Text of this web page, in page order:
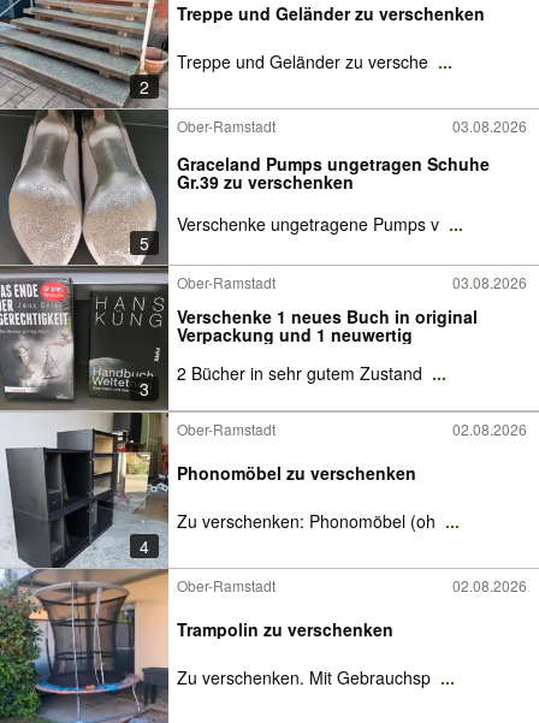
2
Treppe und Geländer zu verschenken
Treppe und Geländer zu versche ...
5
Ober-Ramstadt 03.08.2026
Graceland Pumps ungetragen Schuhe
Gr.39 zu verschenken
Verschenke ungetragene Pumps v ...
3
Ober-Ramstadt 03.08.2026
Verschenke 1 neues Buch in original
Verpackung und 1 neuwertig
2 Bücher in sehr gutem Zustand ...
4
Ober-Ramstadt 02.08.2026
Phonomöbel zu verschenken
Zu verschenken: Phonomöbel (oh ...
Ober-Ramstadt 02.08.2026
Trampolin zu verschenken
Zu verschenken. Mit Gebrauchsp ...